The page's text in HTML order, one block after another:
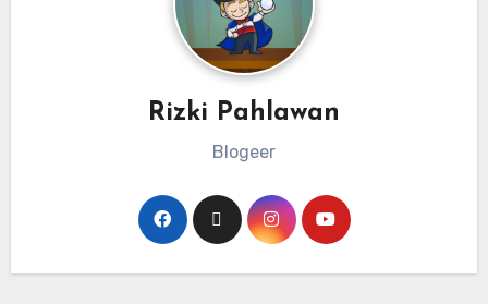
Rizki Pahlawan
Blogeer